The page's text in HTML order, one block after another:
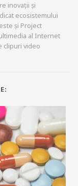
inovații și
ecosistemului
și Project
al Internet
clipuri video